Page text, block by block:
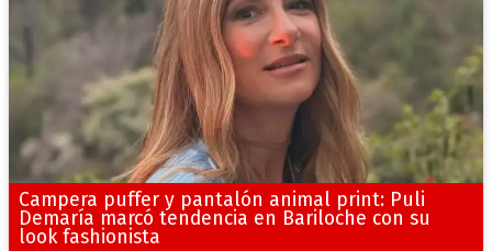
Campera puffer y pantalón animal print: Puli
Demaría marcó tendencia en Bariloche con su
look fashionista